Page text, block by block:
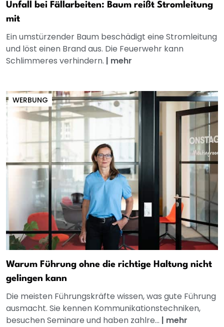
Unfall bei Fällarbeiten: Baum reißt Stromleitung
mit
Ein umstürzender Baum beschädigt eine Stromleitung
und löst einen Brand aus. Die Feuerwehr kann
Schlimmeres verhindern. | mehr
WERBUNG
Warum Führung ohne die richtige Haltung nicht
gelingen kann
Die meisten Führungskräfte wissen, was gute Führung
ausmacht. Sie kennen Kommunikationstechniken,
besuchen Seminare und haben zahlre... | mehr